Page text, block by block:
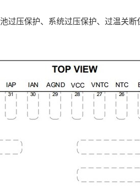
过压保护、系统过压保护、过温关